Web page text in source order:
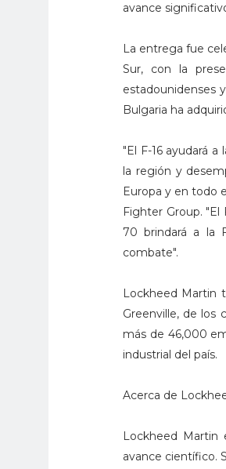
avance
La entrega fue
Sur, con la
estadounidenses
Bulgaria ha
"El F-16 ayudará
la región y
Europa y en todo
Fighter Group. "El
70 brindará a la
combate".
Lockheed Martin
Greenville, de los
más de 46,000
industrial del país.
Acerca de
Lockheed Martin
avance científico.